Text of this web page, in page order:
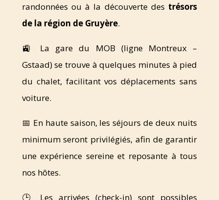
randonnées ou à la découverte des trésors
de la région de Gruyère.
🚉 La gare du MOB (ligne Montreux –
Gstaad) se trouve à quelques minutes à pied
du chalet, facilitant vos déplacements sans
voiture.
📅 En haute saison, les séjours de deux nuits
minimum seront privilégiés, afin de garantir
une expérience sereine et reposante à tous
nos hôtes.
🕒 Les arrivées (check-in) sont possibles